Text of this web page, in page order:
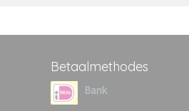
Betaalmethodes